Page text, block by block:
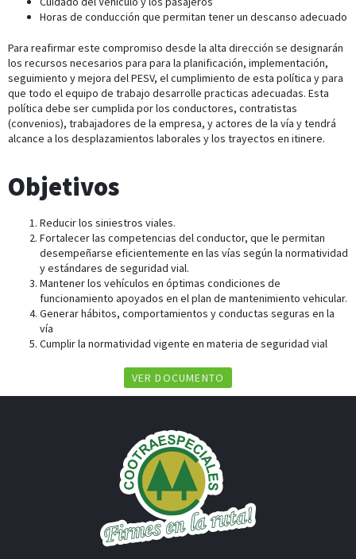
Horas de conducción que permitan tener un descanso adecuado
Para reafirmar este compromiso desde la alta dirección se designarán
los recursos necesarios para para la planificación, implementación,
seguimiento y mejora del PESV, el cumplimiento de esta política y para
que todo el equipo de trabajo desarrolle practicas adecuadas. Esta
política debe ser cumplida por los conductores, contratistas
(convenios), trabajadores de la empresa, y actores de la vía y tendrá
alcance a los desplazamientos laborales y los trayectos en itinere.
Objetivos
Reducir los siniestros viales.
Fortalecer las competencias del conductor, que le permitan
desempeñarse eficientemente en las vías según la normatividad
y estándares de seguridad vial.
Mantener los vehículos en óptimas condiciones de
funcionamiento apoyados en el plan de mantenimiento vehicular.
Generar hábitos, comportamientos y conductas seguras en la
vía
Cumplir la normatividad vigente en materia de seguridad vial
VER DOCUMENTO